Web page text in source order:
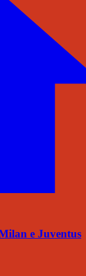
e Juventus